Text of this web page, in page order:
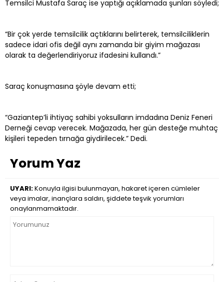
Temsilci Mustafa Saraç ise yaptığı açıklamada şunları söyledi;
“Bir çok yerde temsilcilik açtıklarını belirterek, temsilciliklerin
sadece idari ofis değil aynı zamanda bir giyim mağazası
olarak ta değerlendiriyoruz ifadesini kullandı.”
Saraç konuşmasına şöyle devam etti;
“Gaziantep’li ihtiyaç sahibi yoksulların imdadına Deniz Feneri
Derneği cevap verecek. Mağazada, her gün desteğe muhtaç
kişileri tepeden tırnağa giydirilecek.” Dedi.
Yorum Yaz
UYARI:Konuyla ilgisi bulunmayan, hakaret içeren cümleler
veya imalar, inançlara saldırı, şiddete teşvik yorumları
onaylanmamaktadır.